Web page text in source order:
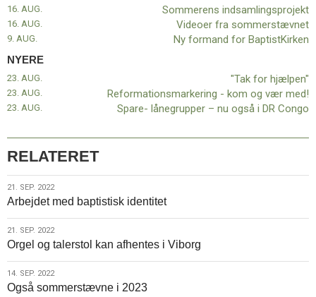
“Tak
for
hjælpen”
Sommerens
indsamlingsprojekt
16. AUG. Sommerens indsamlingsprojekt
16. AUG. Videoer fra sommerstævnet
9. AUG. Ny formand for BaptistKirken
NYERE
"Tak for hjælpen"
23. AUG.
Reformationsmarkering - kom og vær med!
23. AUG.
Spare- lånegrupper – nu også i DR Congo
23. AUG.
RELATERET
21.
sep.
2022
21. SEP. 2022
Arbejdet med baptistisk identitet
21.
sep.
2022
21. SEP. 2022
Orgel og talerstol kan afhentes i Viborg
14.
sep.
14. SEP. 2022
Også sommerstævne i 2023